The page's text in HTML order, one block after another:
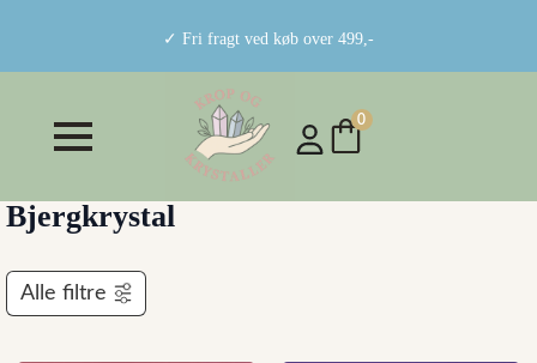
✓ Fri fragt ved køb over 499,-
0
Bjergkrystal
Alle filtre